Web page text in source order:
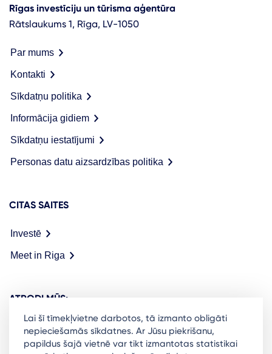
Rīgas investīciju un tūrisma aģentūra
Rātslaukums 1, Rīga, LV-1050
Par mums
Kontakti
Sīkdatņu politika
Informācija gidiem
Sīkdatņu iestatījumi
Personas datu aizsardzības politika
CITAS SAITES
Investē
Meet in Riga
ATRODI MŪS:
Lai šī tīmekļvietne darbotos, tā izmanto obligāti
nepieciešamās sīkdatnes. Ar Jūsu piekrišanu,
papildus šajā vietnē var tikt izmantotas statistikai